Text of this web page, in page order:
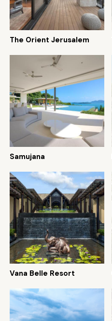
The Orient Jerusalem
Samujana
Vana Belle Resort